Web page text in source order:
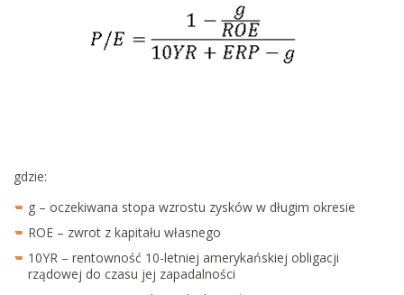
gdzie:
g – oczekiwana stopa wzrostu zysków w długim okresie
ROE – zwrot z kapitału własnego
10YR – rentowność 10-letniej amerykańskiej obligacji
rządowej do czasu jej zapadalności